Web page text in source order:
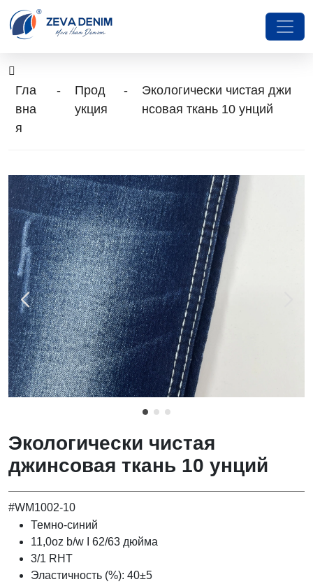
Гла
вна
я
-
Прод
укция
-
Экологически чистая джи
нсовая ткань 10 унций
Экологически чистая
джинсовая ткань 10 унций
#WM1002-10
Темно-синий
11,0oz b/w I 62/63 дюйма
3/1 RHT
Эластичность (%): 40±5